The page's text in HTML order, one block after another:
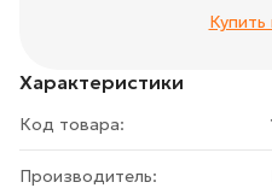
Характеристики
Код товара:
Производитель:
Купить